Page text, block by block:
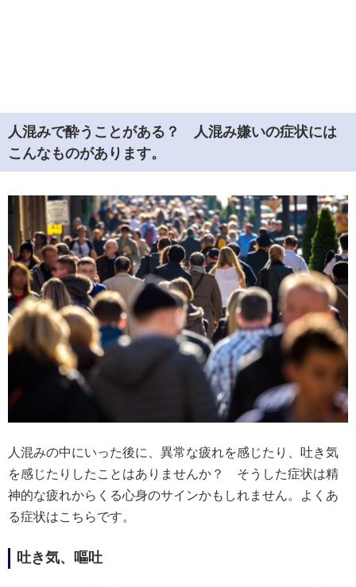
人混みで酔うことがある？ 人混み嫌いの症状には
こんなものがあります。
人混みの中にいった後に、異常な疲れを感じたり、吐き気
を感じたりしたことはありませんか？ そうした症状は精
神的な疲れからくる心身のサインかもしれません。よくあ
る症状はこちらです。
吐き気、嘔吐